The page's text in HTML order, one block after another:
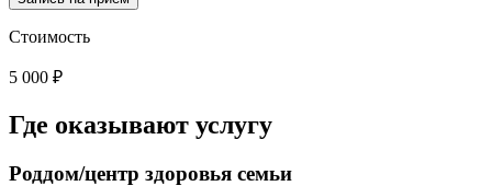
Стоимость
5 000 ₽
Где оказывают услугу
Роддом/центр здоровья семьи